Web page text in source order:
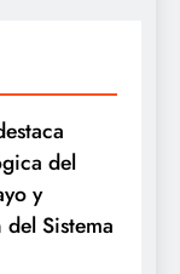
del
y
Sistema